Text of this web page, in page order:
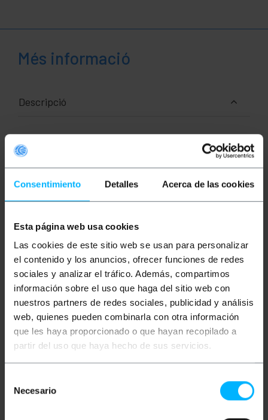
Consentimiento Detalles Acerca de las cookies
Esta página web usa cookies
Las cookies de este sitio web se usan para personalizar
el contenido y los anuncios, ofrecer funciones de redes
sociales y analizar el tráfico. Además, compartimos
información sobre el uso que haga del sitio web con
nuestros partners de redes sociales, publicidad y análisis
web, quienes pueden combinarla con otra información
que les haya proporcionado o que hayan recopilado a
partir del uso que haya hecho de sus servicios.
Necesario
Més informació
Descripció
E27. La tecnologia LED té un molt baix consum i una
llarga vida útil de la bombeta. Ideal per utilitzar amb
les garlandes de llums.
especificacions
Bombeta LED tipus G45 esfèrica amb rosca
Color: vermell.
Lúmens: 200.
Mida: (llarg x ample): 68 x 45 mm.
Classe energètica: A +.
Vida útil estimada: 25.000 hores.
Angle d'obertura: 300 °.
Voltatge: 230 VAC.
Mides i pesos
alçada): 6.8 x 4.5 x 4.5 cm